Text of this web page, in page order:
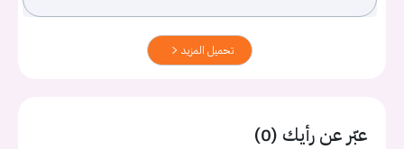
تحميل المزيد
عبّر عن رأيك (0)